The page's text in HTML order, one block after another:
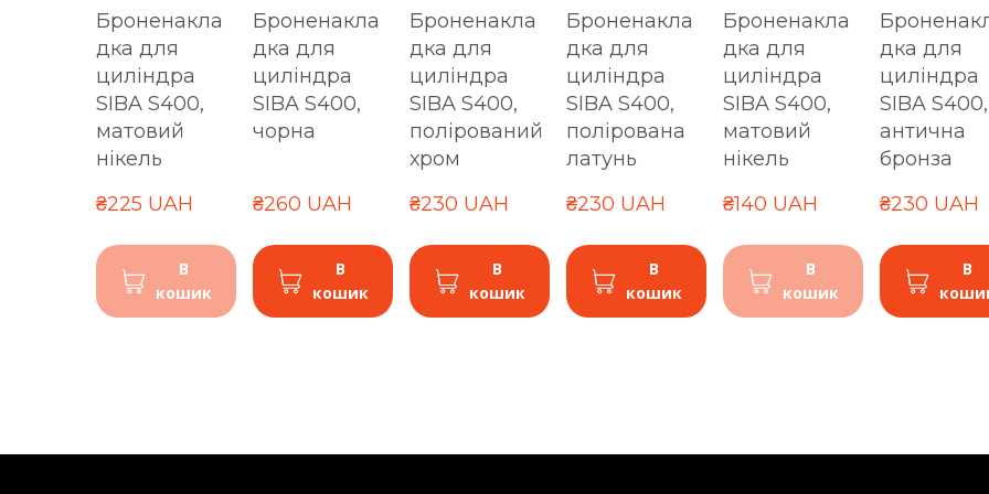
Броненакла
дка для
циліндра
SIBA S400,
матовий
нікель
₴225 UAH
В
кошик
Броненакла
дка для
циліндра
SIBA S400,
чорна
₴260 UAH
В
кошик
Броненакла
дка для
циліндра
SIBA S400,
полірований
хром
₴230 UAH
В
кошик
Броненакла
дка для
циліндра
SIBA S400,
полірована
латунь
₴230 UAH
В
кошик
Броненакла
дка для
циліндра
SIBA S400,
матовий
нікель
₴140 UAH
В
кошик
дка для
циліндра
SIBA S400,
антична
бронза
₴230 UAH
В